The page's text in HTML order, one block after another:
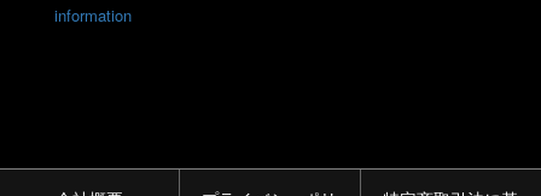
information